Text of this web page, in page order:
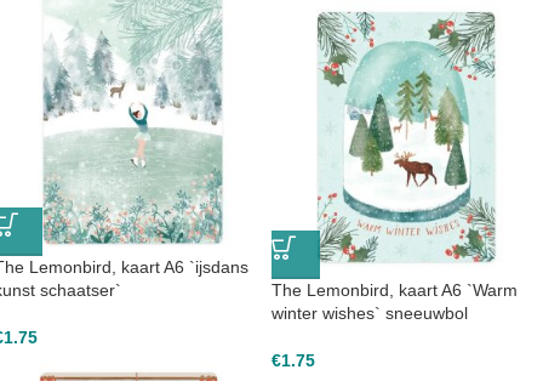
Lemonbird, kaart A6 `ijsdans
schaatser`
1.75
The Lemonbird, kaart A6 `Warm
winter wishes` sneeuwbol
€1.75